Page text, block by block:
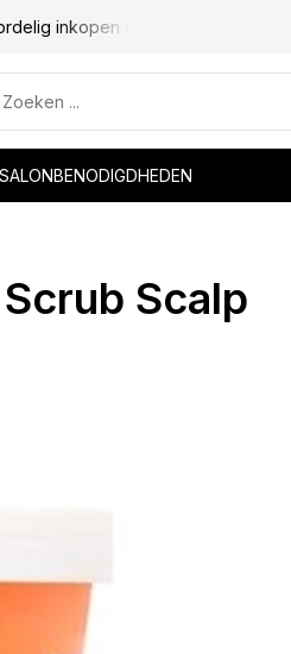
inkopen voor kapsalons!
SALONBENODIGDHEDEN
Scalp